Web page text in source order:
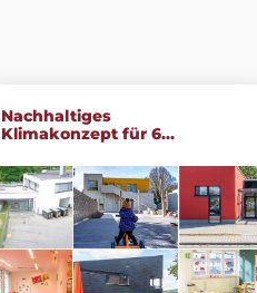
Nachhaltiges
Klimakonzept für 6...